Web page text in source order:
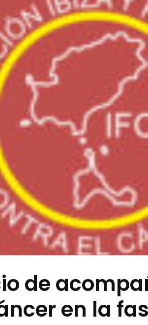
de
en la